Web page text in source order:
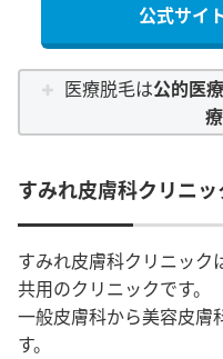
公式サイ
医療脱毛は公的医
療
すみれ皮膚科クリニッ
すみれ皮膚科クリニック
共用のクリニックです。
一般皮膚科から美容皮膚
す。